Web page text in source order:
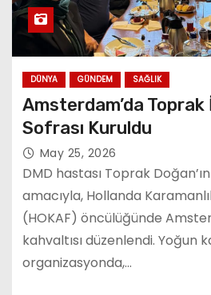
DÜNYA GÜNDEM SAĞLIK
Amsterdam’da
Sofrası Kuruldu
May 25, 2026
DMD hastası Toprak
amacıyla, Hollanda
(HOKAF) öncülüğünde
kahvaltısı düzenlendi. Yoğun
organizasyonda,…